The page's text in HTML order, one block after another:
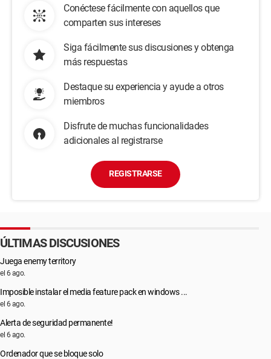
Conéctese fácilmente con aquellos que
comparten sus intereses
Siga fácilmente sus discusiones y obtenga
más respuestas
Destaque su experiencia y ayude a otros
miembros
Disfrute de muchas funcionalidades
adicionales al registrarse
REGISTRARSE
ÚLTIMAS DISCUSIONES
Juega enemy territory
el 6 ago.
Imposible instalar el media feature pack en windows ...
el 6 ago.
Alerta de seguridad permanente!
el 6 ago.
Ordenador que se bloque solo